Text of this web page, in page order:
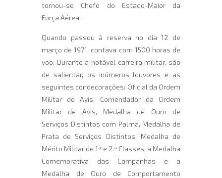
tornou-se Chefe do Estado-Maior da
Força Aérea.
Quando passou à reserva no dia 12 de
março de 1971, contava com 1500 horas de
voo. Durante a notável carreira militar, são
de salientar, os inúmeros louvores e as
seguintes condecorações: Oficial da Ordem
Militar de Avis, Comendador da Ordem
Militar de Avis, Medalha de Ouro de
Serviços Distintos com Palma, Medalha de
Prata de Serviços Distintos, Medalha de
Mérito Militar de 1ª e 2.ª Classes, a Medalha
Comemorativa das Campanhas e a
Medalha de Ouro de Comportamento